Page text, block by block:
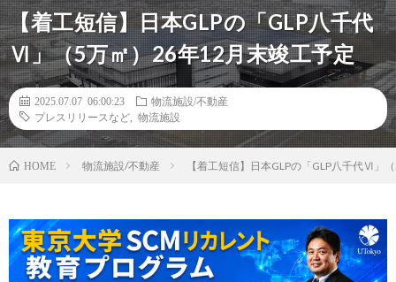
【着工短信】日本GLPの「GLP八千代
Ⅵ」（5万㎡）26年12月末竣工予定
2025.07.07 06:00:23
物流施設/不動産
プレスリリースなど
物流施設
HOME 物流施設/不動産 【着工短信】日本GLPの「GLP八千代Ⅵ」